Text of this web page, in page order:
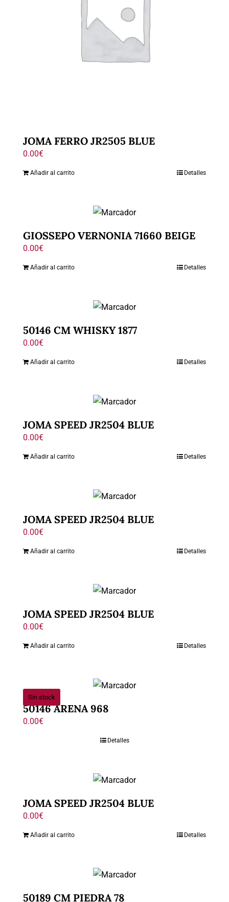
JOMA FERRO JR2505 BLUE
0.00€
Añadir al carrito Detalles
GIOSSEPO VERNONIA 71660 BEIGE
0.00€
Añadir al carrito Detalles
50146 CM WHISKY 1877
0.00€
Añadir al carrito Detalles
JOMA SPEED JR2504 BLUE
0.00€
Añadir al carrito Detalles
JOMA SPEED JR2504 BLUE
0.00€
Añadir al carrito Detalles
JOMA SPEED JR2504 BLUE
0.00€
Añadir al carrito Detalles
Sin stock
50146 ARENA 968
0.00€
Detalles
JOMA SPEED JR2504 BLUE
0.00€
Añadir al carrito Detalles
50189 CM PIEDRA 78